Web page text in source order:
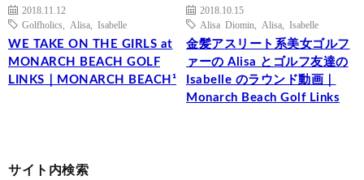
2018.11.12
Golfholics
Alisa Isabelle
WE TAKE ON THE GIRLS at
MONARCH BEACH GOLF
LINKS｜MONARCH BEACH¹
2018.10.15
Alisa Diomin
Alisa Isabelle
金髪アスリート系美女ゴルフ
ァーの Alisa とゴルフ友達の
Isabelle のラウンド動画｜
Monarch Beach Golf Links
サイト内検索